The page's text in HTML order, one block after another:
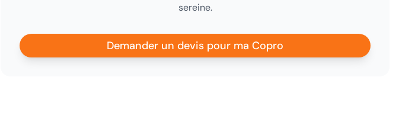
sereine.
Demander un devis pour ma Copro